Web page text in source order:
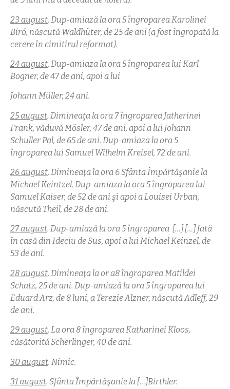
23 august. Dup-amiază la ora 5 îngroparea Karolinei
Biró, născută Waldhüter, de 25 de ani (a fost îngropată la
cerere în cimitirul reformat).
24 august. Dup-amiaza la ora 5 îngroparea lui Karl
Bogner, de 47 de ani, apoi a lui
Johann Müller, 24 ani.
25 august. Dimineaţa la ora 7 îngroparea Jatherinei
Frank, văduvă Mösler, 47 de ani, apoi a lui Johann
Schuller Pal, de 65 de ani. Dup-amiaza la ora 5
îngroparea lui Samuel Wilhelm Kreisel, 72 de ani.
26 august. Dimineaţa la ora 6 Sfânta Împărtăşanie la
Michael Keintzel. Dup-amiaza la ora 5 îngroparea lui
Samuel Kaiser, de 52 de ani şi apoi a Louisei Urban,
născută Theil, de 28 de ani.
27 august. Dup-amiază la ora 5 îngroparea […] […] fată
în casă din Ideciu de Sus, apoi a lui Michael Keinzel, de
53 de ani.
28 august. Dimineaţa la or a8 îngroparea Matildei
Schatz, 25 de ani. Dup-amiază la ora 5 îngroparea lui
Eduard Arz, de 8 luni, a Terezie Alzner, născută Adleff, 29
de ani.
29 august. La ora 8 îngroparea Katharinei Kloos,
căsătorită Scherlinger, 40 de ani.
30 august. Nimic.
31 august. Sfânta Împărtăşanie la […]Birthler.